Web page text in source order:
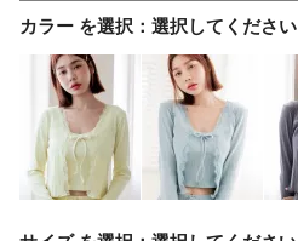
カラー 選択してください